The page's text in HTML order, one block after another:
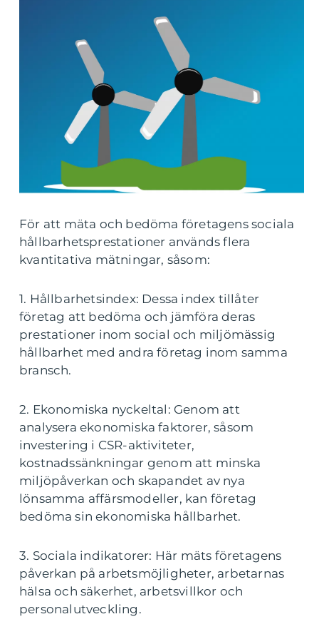
För att mäta och bedöma företagens sociala
hållbarhetsprestationer används flera
kvantitativa mätningar, såsom:
1. Hållbarhetsindex: Dessa index tillåter
företag att bedöma och jämföra deras
prestationer inom social och miljömässig
hållbarhet med andra företag inom samma
bransch.
2. Ekonomiska nyckeltal: Genom att
analysera ekonomiska faktorer, såsom
investering i CSR-aktiviteter,
kostnadssänkningar genom att minska
miljöpåverkan och skapandet av nya
lönsamma affärsmodeller, kan företag
bedöma sin ekonomiska hållbarhet.
3. Sociala indikatorer: Här mäts företagens
påverkan på arbetsmöjligheter, arbetarnas
hälsa och säkerhet, arbetsvillkor och
personalutveckling.